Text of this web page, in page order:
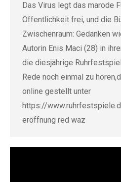
Das Virus legt das marode
Öffentlichkeit frei, und die
Zwischenraum: Gedanken
Autorin Enis Maci (28) in
die diesjährige
Rede noch einmal zu
online gestellt unter
https://
eröffnung red waz